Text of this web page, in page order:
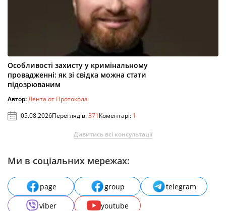
Особливості захисту у кримінальному
провадженні: як зі свідка можна стати
підозрюваним
Автор:Лента от Протокола
05.08.2026Переглядів:371Коментарі: 1
Дивитись всі консультації
Ми в соціальних мережах:
page group
telegram
viber
youtube